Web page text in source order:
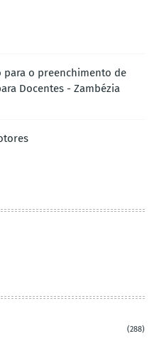
para o preenchimento de
Docentes - Zambézia
(288)